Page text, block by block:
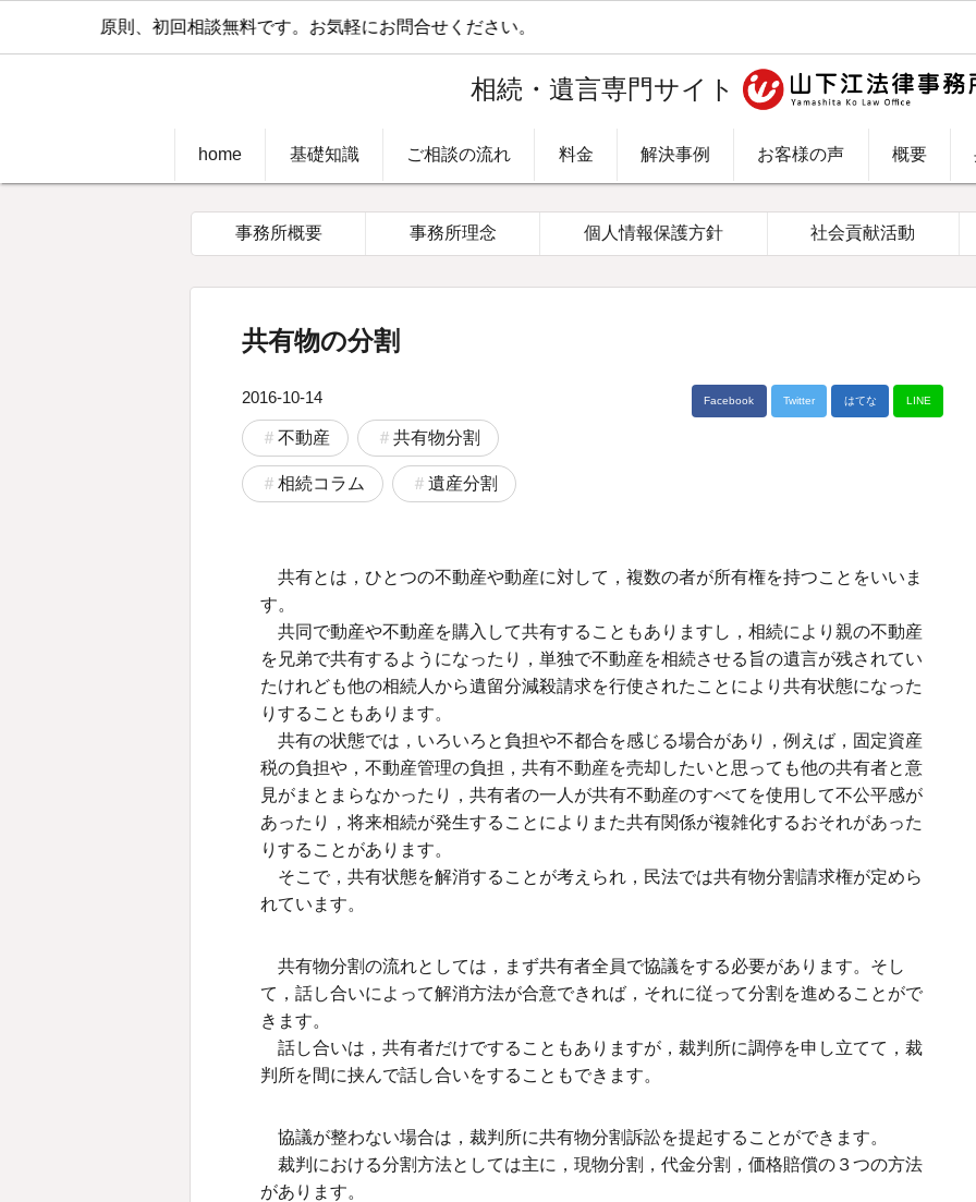
相続・遺言専門サイト
home 基礎知識 ご相談の流れ 料金 解決事例 お客様の声 概要
原則、初回相談無料です。お気軽にお問合せください。
共有物の分割
2016-10-14
不動産 共有物分割
相続コラム 遺産分割
Facebook Twitter はてな LINE
共有とは，ひとつの不動産や動産に対して，複数の者が所有権を持つことをいいま
す。
共同で動産や不動産を購入して共有することもありますし，相続により親の不動産
を兄弟で共有するようになったり，単独で不動産を相続させる旨の遺言が残されてい
たけれども他の相続人から遺留分減殺請求を行使されたことにより共有状態になった
りすることもあります。
共有の状態では，いろいろと負担や不都合を感じる場合があり，例えば，固定資産
税の負担や，不動産管理の負担，共有不動産を売却したいと思っても他の共有者と意
見がまとまらなかったり，共有者の一人が共有不動産のすべてを使用して不公平感が
あったり，将来相続が発生することによりまた共有関係が複雑化するおそれがあった
りすることがあります。
そこで，共有状態を解消することが考えられ，民法では共有物分割請求権が定めら
れています。
共有物分割の流れとしては，まず共有者全員で協議をする必要があります。そし
て，話し合いによって解消方法が合意できれば，それに従って分割を進めることがで
きます。
話し合いは，共有者だけですることもありますが，裁判所に調停を申し立てて，裁
判所を間に挟んで話し合いをすることもできます。
協議が整わない場合は，裁判所に共有物分割訴訟を提起することができます。
裁判における分割方法としては主に，現物分割，代金分割，価格賠償の３つの方法
があります。
事務所概要 事務所理念 個人情報保護方針 社会貢献活動